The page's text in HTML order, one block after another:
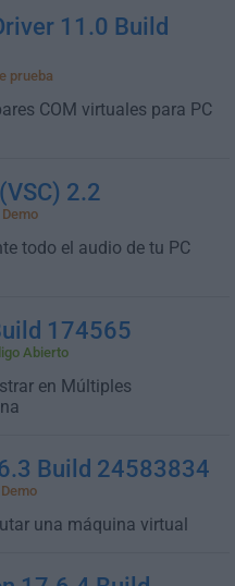
11.0 Build
prueba
COM virtuales para PC
2.2
Demo
todo el audio de tu PC
174565
Abierto
en Múltiples
Build 24583834
Demo
una máquina virtual